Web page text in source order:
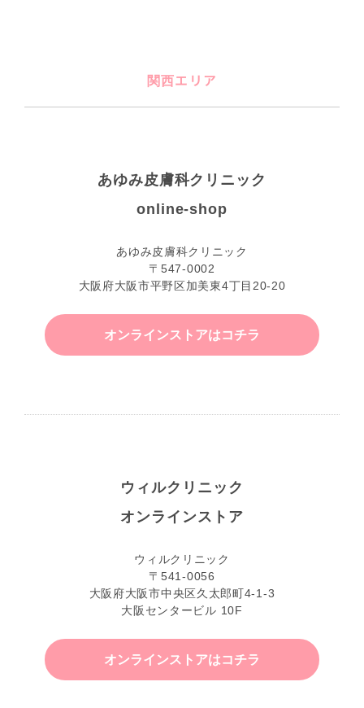
関西エリア
あゆみ皮膚科クリニック
online-shop
あゆみ皮膚科クリニック
〒547-0002
大阪府大阪市平野区加美東4丁目20-20
オンラインストアはコチラ
ウィルクリニック
オンラインストア
ウィルクリニック
〒541-0056
大阪府大阪市中央区久太郎町4-1-3
大阪センタービル 10F
オンラインストアはコチラ